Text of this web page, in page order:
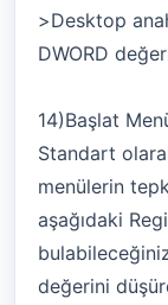
>Desktop
DWORD
14)Başlat
Standart
menülerin
aşağıdaki
değerini